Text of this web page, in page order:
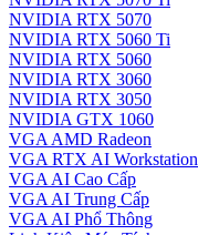
NVIDIA RTX 5070
NVIDIA RTX 5060 Ti
NVIDIA RTX 5060
NVIDIA RTX 3060
NVIDIA RTX 3050
NVIDIA GTX 1060
VGA AMD Radeon
VGA RTX AI Workstation
VGA AI Cao Cấp
VGA AI Trung Cấp
VGA AI Phổ Thông